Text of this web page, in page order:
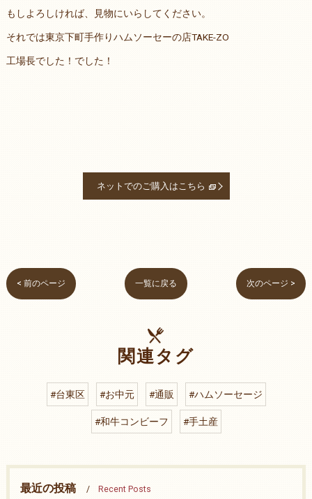
もしよろしければ、見物にいらしてください。
それでは東京下町手作りハムソーセーの店TAKE-ZO
工場長でした！でした！
ネットでのご購入はこちら
< 前のページ 一覧に戻る 次のページ >
関連タグ
#台東区 #お中元 #通販 #ハムソーセージ
#和牛コンビーフ #手土産
最近の投稿 Recent Posts